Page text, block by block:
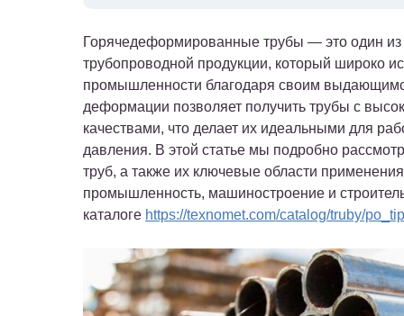
Горячедеформированные трубы — это один
трубопроводной продукции, который широко
промышленности благодаря своим
деформации позволяет получить трубы с
качествами, что делает их идеальными для
давления. В этой статье мы подробно
труб, а также их ключевые области
промышленность, машиностроение и
каталоге https://texnomet.com/catalog/truby/